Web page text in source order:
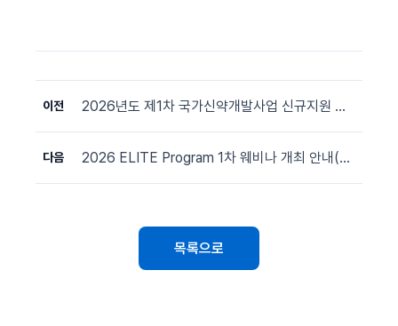
이전 2026년도 제1차 국가신약개발사업 신규지원 대상과제 선정 공고문
다음 2026 ELITE Program 1차 웨비나 개최 안내(6/4)
목록으로